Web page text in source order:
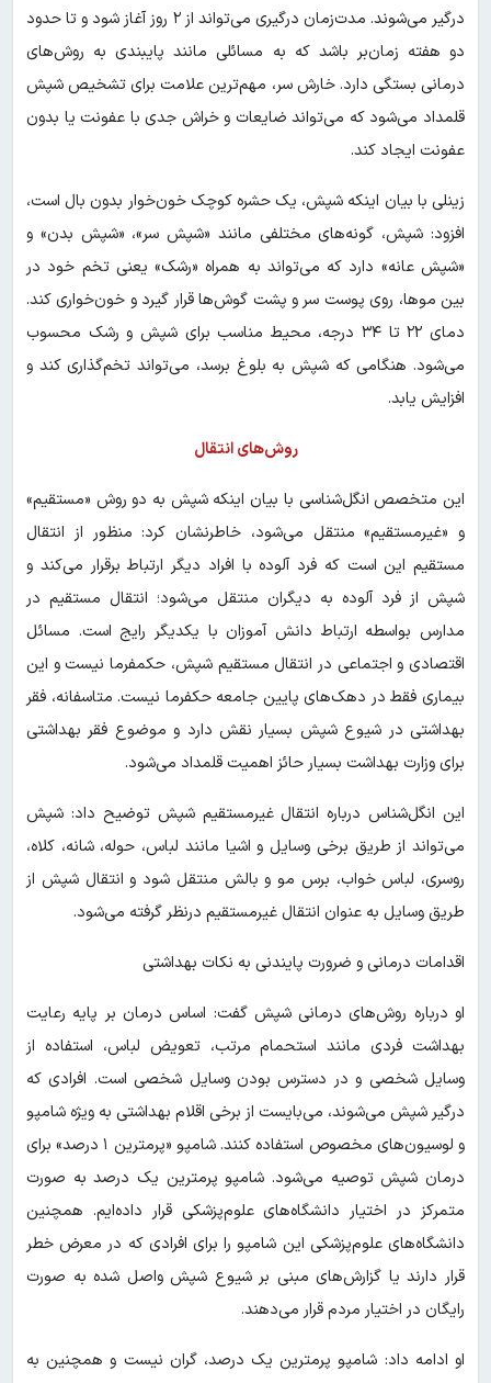
درگیر می‌شوند. مدت‌زمان درگیری می‌تواند از ۲ روز آغاز شود و تا حدود
دو هفته زمان‌بر باشد که به مسائلی مانند پایبندی به روش‌های
درمانی بستگی دارد. خارش سر، مهم‌ترین علامت برای تشخیص شپش
قلمداد می‌شود که می‌تواند ضایعات و خراش جدی با عفونت یا بدون
عفونت ایجاد کند.
زینلی با بیان اینکه شپش، یک حشره کوچک خون‌خوار بدون بال است،
افزود: شپش، گونه‌های مختلفی مانند «شپش سر»، «شپش بدن» و
«شپش عانه» دارد که می‌تواند به همراه «رشک» یعنی تخم خود در
بین موها، روی پوست سر و پشت گوش‌ها قرار گیرد و خون‌خواری کند.
دمای ۲۲ تا ۳۴ درجه، محیط مناسب برای شپش و رشک محسوب
می‌شود. هنگامی که شپش به بلوغ برسد، می‌تواند تخم‌گذاری کند و
افزایش یابد.
روش‌های انتقال
این متخصص انگل‌شناسی با بیان اینکه شپش به دو روش «مستقیم»
و «غیرمستقیم» منتقل می‌شود، خاطرنشان کرد: منظور از انتقال
مستقیم این است که فرد آلوده با افراد دیگر ارتباط برقرار می‌کند و
شپش از فرد آلوده به دیگران منتقل می‌شود؛ انتقال مستقیم در
مدارس بواسطه ارتباط دانش آموزان با یکدیگر رایج است. مسائل
اقتصادی و اجتماعی در انتقال مستقیم شپش، حکمفرما نیست و این
بیماری فقط در دهک‌های پایین جامعه حکفرما نیست. متاسفانه، فقر
بهداشتی در شیوع شپش بسیار نقش دارد و موضوع فقر بهداشتی
برای وزارت بهداشت بسیار حائز اهمیت قلمداد می‌شود.
این انگل‌شناس درباره انتقال غیرمستقیم شپش توضیح داد: شپش
می‌تواند از طریق برخی وسایل و اشیا مانند لباس، حوله، شانه، کلاه،
روسری، لباس خواب، برس مو و بالش منتقل شود و انتقال شپش از
طریق وسایل به عنوان انتقال غیرمستقیم درنظر گرفته می‌شود.
اقدامات درمانی و ضرورت پایندنی به نکات بهداشتی
او درباره روش‌های درمانی شپش گفت: اساس درمان بر پایه رعایت
بهداشت فردی مانند استحمام مرتب، تعویض لباس، استفاده از
وسایل شخصی و در دسترس بودن وسایل شخصی است. افرادی که
درگیر شپش می‌شوند، می‌بایست از برخی اقلام بهداشتی به ویژه شامپو
و لوسیون‌های مخصوص استفاده کنند. شامپو «پرمترین ۱ درصد» برای
درمان شپش توصیه می‌شود. شامپو پرمترین یک درصد به صورت
متمرکز در اختیار دانشگاه‌های علوم‌پزشکی قرار داده‌ایم. همچنین
دانشگاه‌های علوم‌پزشکی این شامپو را برای افرادی که در معرض خطر
قرار دارند یا گزارش‌های مبنی بر شیوع شپش واصل شده به صورت
رایگان در اختیار مردم قرار می‌دهند.
او ادامه داد: شامپو پرمترین یک درصد، گران نیست و همچنین به